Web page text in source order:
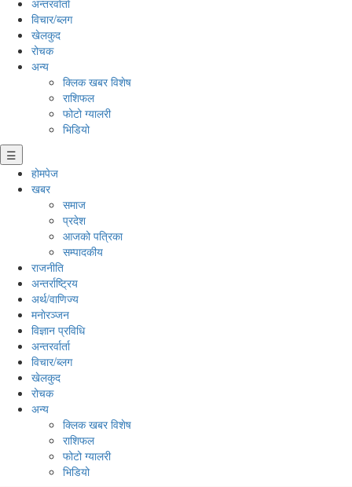
अन्तरर्वार्ता
विचार/ब्लग
खेलकुद
रोचक
अन्य
क्लिक खबर विशेष
राशिफल
फोटो ग्यालरी
भिडियो
☰
होमपेज
खबर
समाज
प्रदेश
आजको पत्रिका
सम्पादकीय
राजनीति
अन्तर्राष्ट्रिय
अर्थ/वाणिज्य
मनाेरञ्जन
विज्ञान प्रविधि
अन्तरर्वार्ता
विचार/ब्लग
खेलकुद
रोचक
अन्य
क्लिक खबर विशेष
राशिफल
फोटो ग्यालरी
भिडियो